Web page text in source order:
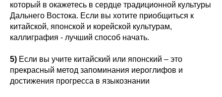
который в окажетесь в сердце традиционной культуры
Дальнего Востока. Если вы хотите приобщиться к
китайской, японской и корейской культурам,
каллиграфия - лучший способ начать.
5) Если вы учите китайский или японский – это
прекрасный метод запоминания иероглифов и
достижения прогресса в языкознании